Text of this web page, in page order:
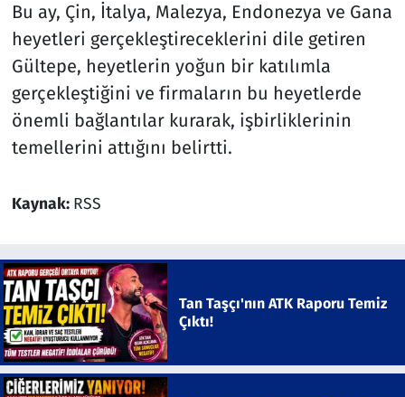
Bu ay, Çin, İtalya, Malezya, Endonezya ve Gana
heyetleri gerçekleştireceklerini dile getiren
Gültepe, heyetlerin yoğun bir katılımla
gerçekleştiğini ve firmaların bu heyetlerde
önemli bağlantılar kurarak, işbirliklerinin
temellerini attığını belirtti.
Kaynak: RSS
Tan Taşçı'nın ATK Raporu Temiz
Çıktı!